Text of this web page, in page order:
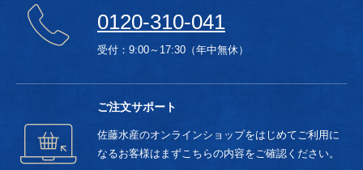
0120-310-041
受付：9:00～17:30（年中無休）
ご注文サポート
佐藤水産のオンラインショップをはじめてご利用に
なるお客様はまずこちらの内容をご確認ください。